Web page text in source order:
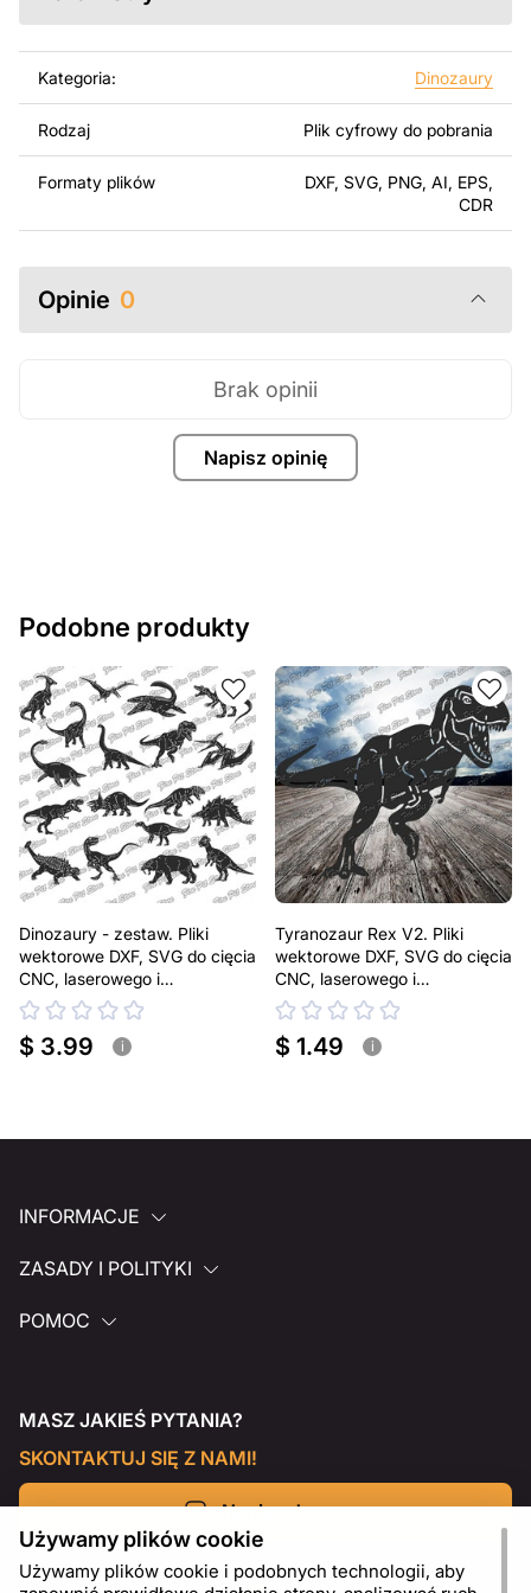
Korzystając z tych plików możesz przy pomocy
zaprojektowane z myślą o nowoczesnej estetyce i
swoim projektem.
Można używać tych plików do tworzenia gotowych
wykonanych na podstawie tych projektów. Należy
jednak pamiętać, że odsprzedaż lub udostępnianie
oryginalnych bądź zmodyfikowanych plików jest
Za dodatkową opłatą możemy dostosować projekt
poprzez dodanie tekstu, obrazów lub logo Twojej firmy
albo wprowadzenie innych modyfikacji według Twoich
potrzeb. Jeśli potrzebujesz indywidualnego projektu
zawsze chętnie pomożemy.
Kategoria: Dinozaury
Rodzaj Plik cyfrowy do pobrania
Formaty plików
DXF, SVG, PNG, AI, EPS,
CDR
Opinie 0
Napisz opinię
Brak opinii
Podobne produkty
Dinozaury - zestaw. Pliki
wektorowe DXF, SVG do cięcia
CNC, laserowego i
plazmowego
$ 3.99 i
Tyranozaur Rex V2. Pliki
wektorowe DXF, SVG do cięcia
CNC, laserowego i
plazmowego
$ 1.49 i
INFORMACJE
ZASADY I POLITYKI
POMOC
MASZ JAKIEŚ PYTANIA?
SKONTAKTUJ SIĘ Z NAMI!
Napisz do nas
Używamy plików cookie
Używamy plików cookie i podobnych technologii, aby